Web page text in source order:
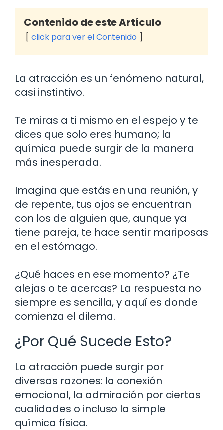
Contenido de este Artículo
click para ver el Contenido
La atracción es un fenómeno natural,
casi instintivo.
Te miras a ti mismo en el espejo y te
dices que solo eres humano; la
química puede surgir de la manera
más inesperada.
Imagina que estás en una reunión, y
de repente, tus ojos se encuentran
con los de alguien que, aunque ya
tiene pareja, te hace sentir mariposas
en el estómago.
¿Qué haces en ese momento? ¿Te
alejas o te acercas? La respuesta no
siempre es sencilla, y aquí es donde
comienza el dilema.
¿Por Qué Sucede Esto?
La atracción puede surgir por
diversas razones: la conexión
emocional, la admiración por ciertas
cualidades o incluso la simple
química física.